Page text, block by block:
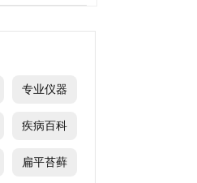
专业仪器
疾病百科
扁平苔藓